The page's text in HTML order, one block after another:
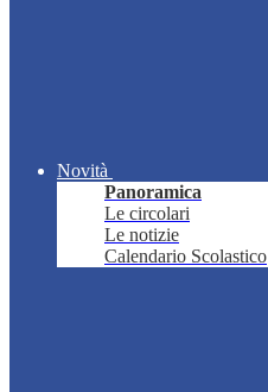
Novità
Panoramica
Le circolari
Le notizie
Calendario Scolastico